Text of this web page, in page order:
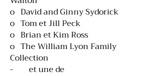
o David and Ginny Sydorick
o Tom et Jill Peck
o Brian et Kim Ross
o The William Lyon Family
Collection
- et une de